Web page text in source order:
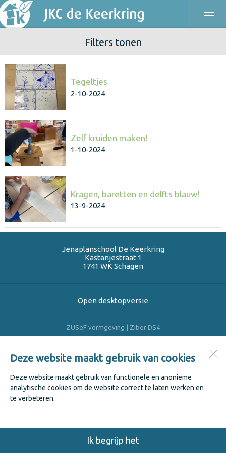
KINDEROPVANG KENNISMAKEN
Bellen E-mail
Deze website maakt gebruik van cookies
Deze website maakt gebruik van functionele en anonieme
analytische cookies om de website correct te laten werken en
te verbeteren.
Ik begrijp het
Filters tonen
Tegeltjes
2-10-2024
Zelf kruiden maken!
1-10-2024
Kragen, baretten en delfts blauw!
13-9-2024
Jenaplanschool De Keerkring
Kastanjestraat 1
1741 WK Schagen
Open desktopversie
ZUSeF vormgeving | Ziber DS4